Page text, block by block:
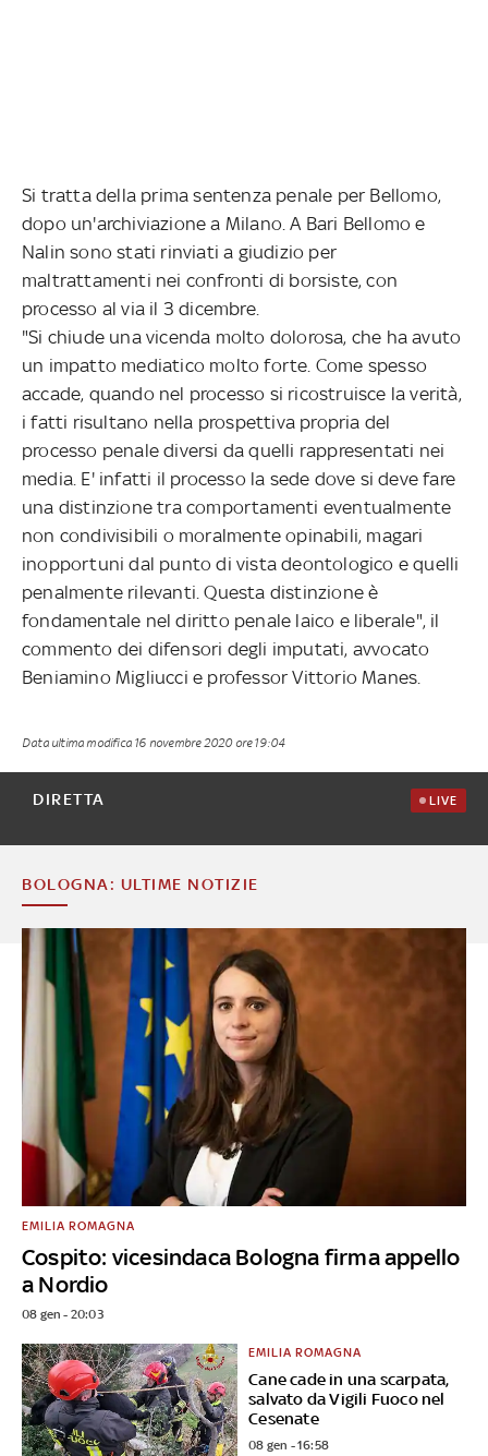
Si tratta della prima sentenza penale per Bellomo,
dopo un'archiviazione a Milano. A Bari Bellomo e
Nalin sono stati rinviati a giudizio per
maltrattamenti nei confronti di borsiste, con
processo al via il 3 dicembre.
"Si chiude una vicenda molto dolorosa, che ha avuto
un impatto mediatico molto forte. Come spesso
accade, quando nel processo si ricostruisce la verità,
i fatti risultano nella prospettiva propria del
processo penale diversi da quelli rappresentati nei
media. E' infatti il processo la sede dove si deve fare
una distinzione tra comportamenti eventualmente
non condivisibili o moralmente opinabili, magari
inopportuni dal punto di vista deontologico e quelli
penalmente rilevanti. Questa distinzione è
fondamentale nel diritto penale laico e liberale", il
commento dei difensori degli imputati, avvocato
Beniamino Migliucci e professor Vittorio Manes.
Data ultima modifica 16 novembre 2020 ore 19:04
DIRETTA LIVE
BOLOGNA: ULTIME NOTIZIE
Cospito: vicesindaca Bologna firma appello
a Nordio
EMILIA ROMAGNA
08 gen - 20:03
Cane cade in una scarpata,
salvato da Vigili Fuoco nel
Cesenate
EMILIA ROMAGNA
08 gen - 16:58